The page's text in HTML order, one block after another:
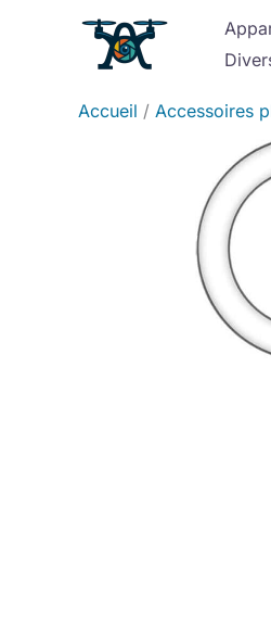
Accueil Accessoires